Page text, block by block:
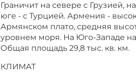
Граничит на севере с Грузией,
юге - с Турцией. Армения -
Армянском плато, средняя
уровнем моря. На Юго-Западе
Общая площадь 29,8 тыс. кв. км.
КЛИМАТ